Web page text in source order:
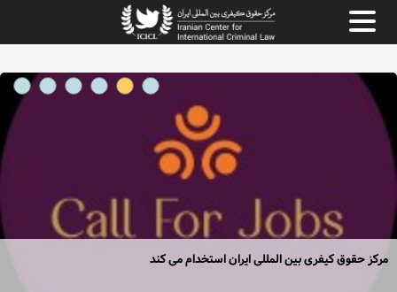
مرکز حقوق کیفری بین المللی ایران استخدام می کند